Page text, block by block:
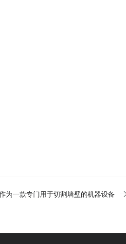
为一款专门用于切割墙壁的机器设备